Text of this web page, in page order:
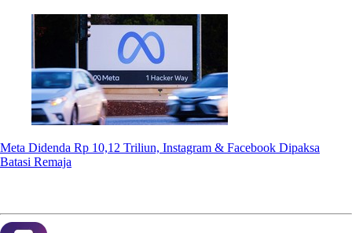
Meta Didenda Rp 10,12 Triliun, Instagram & Facebook Dipaksa
Batasi Remaja